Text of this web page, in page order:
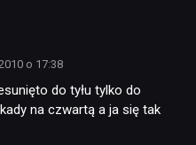
o 17:38
do tyłu tylko do
na czwartą a ja się tak